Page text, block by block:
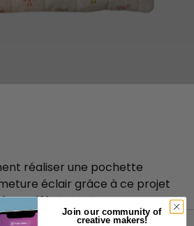
réaliser une pochette
éclair grâce à ce projet
aux débutants !
Join our community of
creative makers!